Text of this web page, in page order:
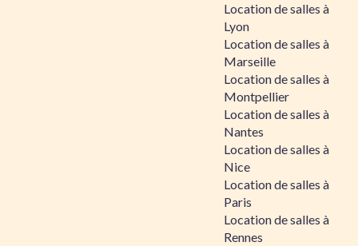
Location de salles à
Lyon
Location de salles à
Marseille
Location de salles à
Montpellier
Location de salles à
Nantes
Location de salles à
Nice
Location de salles à
Paris
Location de salles à
Rennes